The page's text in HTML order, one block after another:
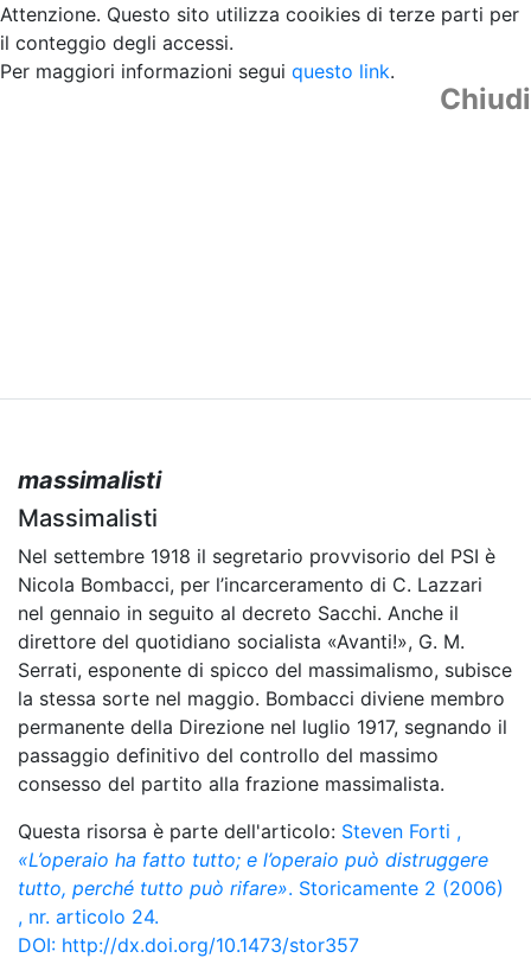
Attenzione. Questo sito utilizza cooikies di terze parti per
il conteggio degli accessi.
Per maggiori informazioni segui questo link.
Chiudi
massimalisti
Massimalisti
Nel settembre 1918 il segretario provvisorio del PSI è
Nicola Bombacci, per l’incarceramento di C. Lazzari
nel gennaio in seguito al decreto Sacchi. Anche il
direttore del quotidiano socialista «Avanti!», G. M.
Serrati, esponente di spicco del massimalismo, subisce
la stessa sorte nel maggio. Bombacci diviene membro
permanente della Direzione nel luglio 1917, segnando il
passaggio definitivo del controllo del massimo
consesso del partito alla frazione massimalista.
Questa risorsa è parte dell'articolo: Steven Forti ,
«L’operaio ha fatto tutto; e l’operaio può distruggere
tutto, perché tutto può rifare». Storicamente 2 (2006)
, nr. articolo 24.
DOI: http://dx.doi.org/10.1473/stor357